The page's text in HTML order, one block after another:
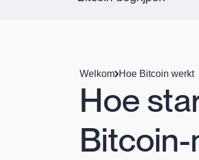
Welkom Hoe Bitcoin werkt
Hoe